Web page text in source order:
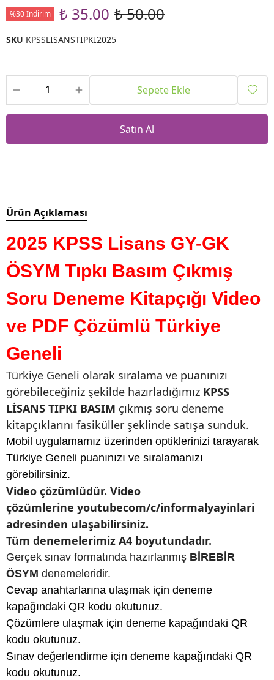
%30 İndirim ₺ 35.00 ₺ 50.00
SKU KPSSLISANSTIPKI2025
Sepete Ekle
Satın Al
Ürün Açıklaması
2025 KPSS Lisans GY-GK
ÖSYM Tıpkı Basım Çıkmış
Soru Deneme Kitapçığı Video
ve PDF Çözümlü Türkiye
Geneli
Türkiye Geneli olarak sıralama ve puanınızı
görebileceğiniz şekilde hazırladığımız KPSS
LİSANS TIPKI BASIM çıkmış soru deneme
kitapçıklarını fasiküller şeklinde satışa sunduk.
Mobil uygulamamız üzerinden optiklerinizi tarayarak
Türkiye Geneli puanınızı ve sıralamanızı
görebilirsiniz.
Video çözümlüdür. Video
çözümlerine youtubecom/c/informalyayinlari
adresinden ulaşabilirsiniz.
Tüm denemelerimiz A4 boyutundadır.
Gerçek sınav formatında hazırlanmış BİREBİR
ÖSYM denemeleridir.
Cevap anahtarlarına ulaşmak için deneme
kapağındaki QR kodu okutunuz.
Çözümlere ulaşmak için deneme kapağındaki QR
kodu okutunuz.
Sınav değerlendirme için deneme kapağındaki QR
kodu okutunuz.